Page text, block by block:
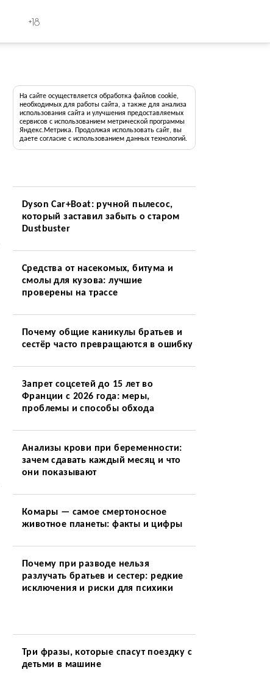
+18
На сайте осуществляется обработка файлов cookie,
необходимых для работы сайта, а также для анализа
использования сайта и улучшения предоставляемых
сервисов с использованием метрической программы
Яндекс.Метрика. Продолжая использовать сайт, вы
даете согласие с использованием данных технологий.
Dyson Car+Boat: ручной пылесос,
который заставил забыть о старом
Dustbuster
Средства от насекомых, битума и
смолы для кузова: лучшие
проверены на трассе
Почему общие каникулы братьев и
сестёр часто превращаются в ошибку
Запрет соцсетей до 15 лет во
Франции с 2026 года: меры,
проблемы и способы обхода
Анализы крови при беременности:
зачем сдавать каждый месяц и что
они показывают
Комары — самое смертоносное
животное планеты: факты и цифры
Почему при разводе нельзя
разлучать братьев и сестер: редкие
исключения и риски для психики
Три фразы, которые спасут поездку с
детьми в машине